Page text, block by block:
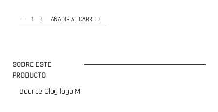
- + AÑADIR AL CARRITO
SOBRE ESTE
PRODUCTO
Bounce Clog logo M